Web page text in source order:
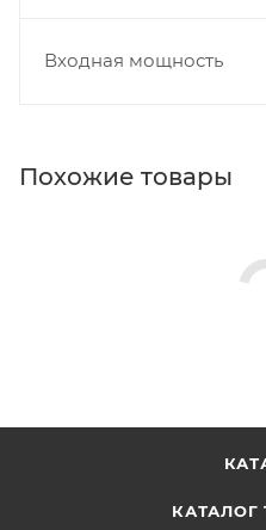
Входная мощность
Похожие товары
КАТАЛОГ